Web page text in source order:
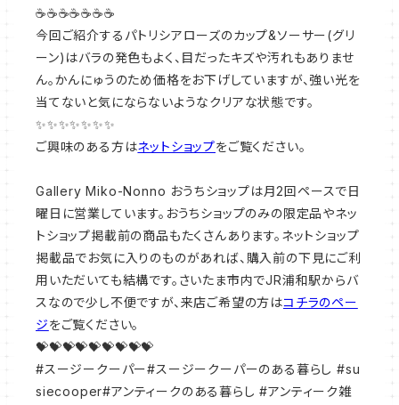
☕☕☕☕☕☕☕
今回ご紹介するパトリシアローズのカップ&ソーサー(グリ
ーン)はバラの発色もよく、目だったキズや汚れもありませ
ん。かんにゅうのため価格をお下げしていますが、強い光を
当てないと気にならないようなクリアな状態です。
✨✨✨✨✨✨✨
ご興味のある方はネットショップをご覧ください。
Gallery Miko-Nonno おうちショップは月2回ペースで日
曜日に営業しています。おうちショップのみの限定品やネッ
トショップ掲載前の商品もたくさんあります。ネットショップ
掲載品でお気に入りのものがあれば、購入前の下見にご利
用いただいても結構です。さいたま市内でJR浦和駅からバ
スなので少し不便ですが、来店ご希望の方はコチラのペー
ジをご覧ください。
💝💝💝💝💝💝💝💝💝
#スージークーパー#スージークーパーのある暮らし #su
siecooper#アンティークのある暮らし #アンティーク雑